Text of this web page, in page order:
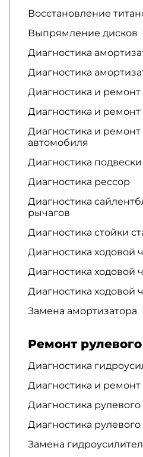
Восстановление
Выпрямление дисков
Диагностика
Диагностика
Диагностика и
Диагностика и
Диагностика и ремонт
автомобиля
Диагностика
Диагностика рессор
Диагностика
рычагов
Диагностика стойки
Диагностика ходовой
Диагностика ходовой
Диагностика ходовой
Замена амортизатора
Ремонт
Диагностика
Диагностика и
Диагностика
Диагностика
Замена